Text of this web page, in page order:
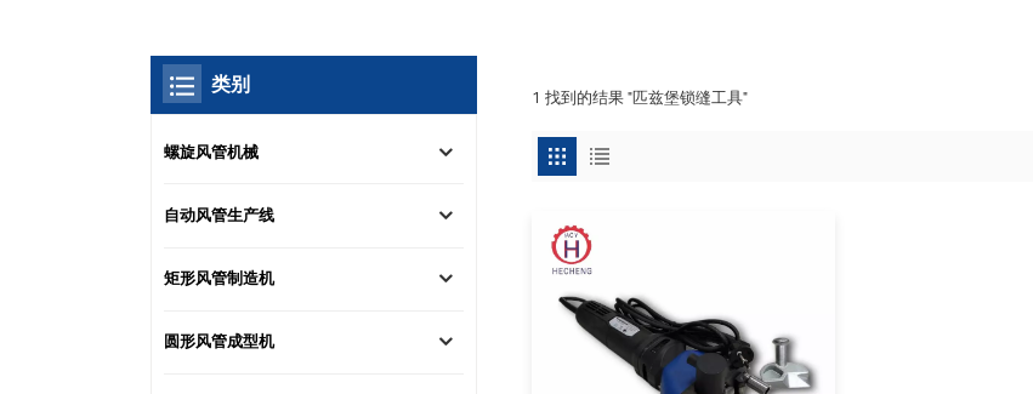
1 找到的结果 "匹兹堡锁缝工具"
类别
螺旋风管机械
自动风管生产线
矩形风管制造机
圆形风管成型机